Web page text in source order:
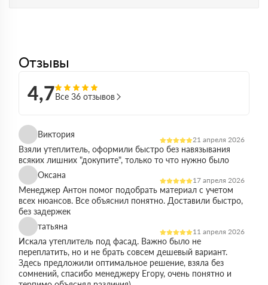
Отзывы
4,7Все 36 отзывов
Виктория
21 апреля 2026
Взяли утеплитель, оформили быстро без навязывания
всяких лишних "докупите", только то что нужно было
Оксана
17 апреля 2026
Менеджер Антон помог подобрать материал с учетом
всех нюансов. Все объяснил понятно. Доставили быстро,
без задержек
татьяна
11 апреля 2026
Искала утеплитель под фасад. Важно было не
переплатить, но и не брать совсем дешевый вариант.
Здесь предложили оптимальное решение, взяла без
сомнений, спасибо менеджеру Егору, очень понятно и